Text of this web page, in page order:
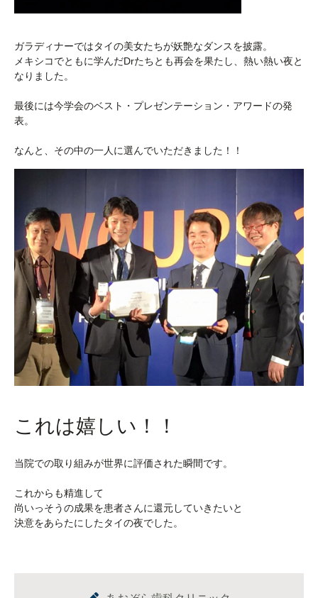
ガラディナーではタイの美女たちが妖艶なダンスを披露。
メキシコでともに学んだDrたちとも再会を果たし、熱い熱い夜と
なりました。
最後には今学会のベスト・プレゼンテーション・アワードの発
表。
なんと、その中の一人に選んでいただきました！！
これは嬉しい！！
当院での取り組みが世界に評価された瞬間です。
これからも精進して
尚いっそうの成果を患者さんに還元していきたいと
決意をあらたにしたタイの夜でした。